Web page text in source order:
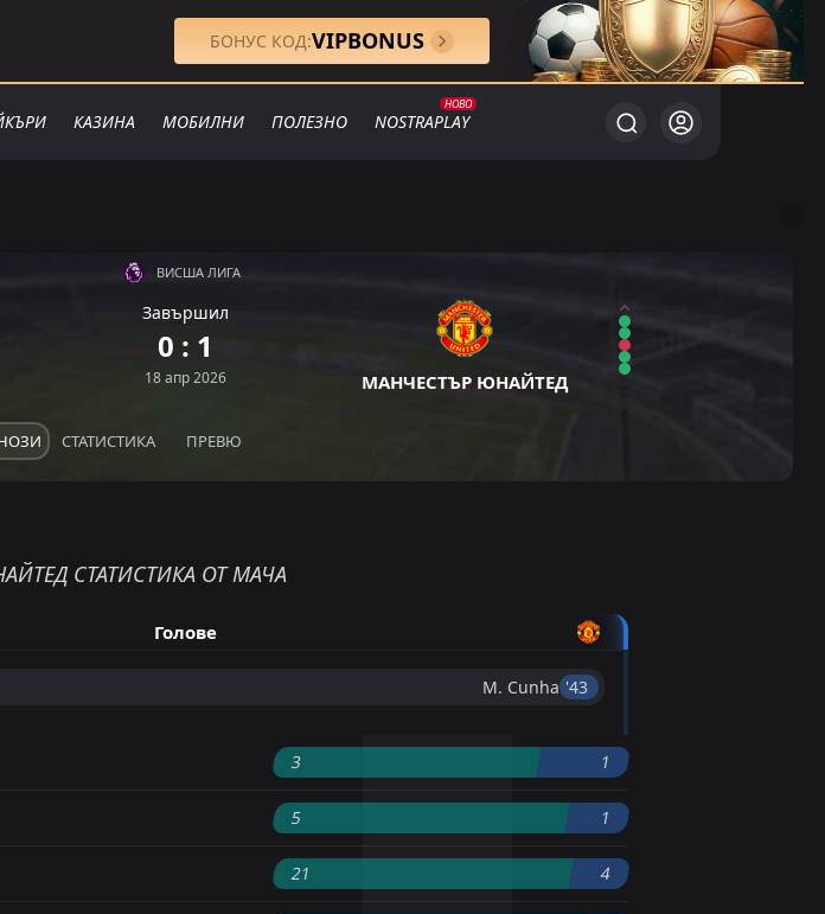
БОНУС КОД:VIPBONUS
КАЗИНА МОБИЛНИ ПОЛЕЗНО NOSTRAPLAY
ВИСША ЛИГА
Завършил
0 : 1
18 апр 2026 МАНЧЕСТЪР ЮНАЙТЕД
СТАТИСТИКА ПРЕВЮ
СТАТИСТИКА ОТ МАЧА
Голове
M. Cunha '43 ︎
3 1
5 1
21 4